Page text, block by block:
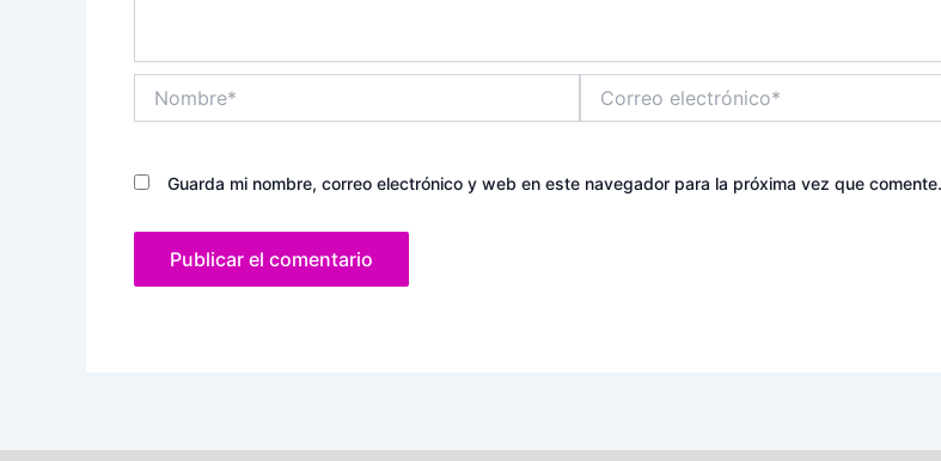
electrónico*
Guarda mi nombre, correo electrónico y web en este navegador para la próxima vez que comente.